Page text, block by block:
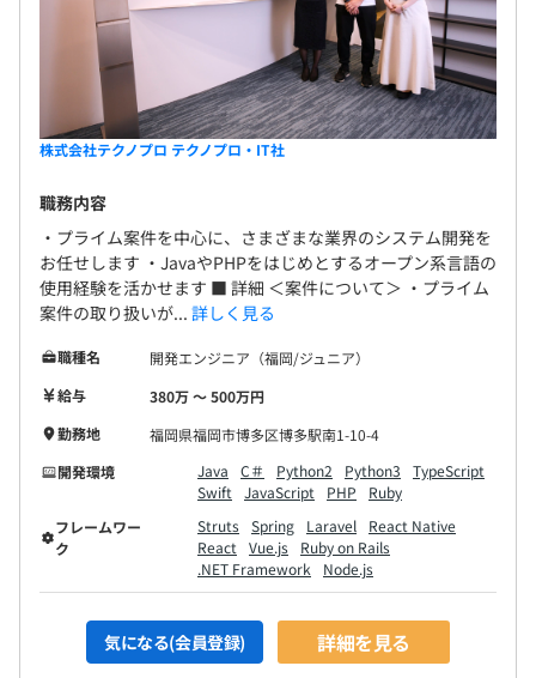
各種社会保険完備
無期雇用
2ヶ月
※試用期間中の労働条件は本採用と同じです。
株式会社テクノプロ テクノプロ・IT社
職務内容
・プライム案件を中心に、さまざまな業界のシステム開発を
お任せします ・JavaやPHPをはじめとするオープン系言語の
使用経験を活かせます ■ 詳細 ＜案件について＞ ・プライム
案件の取り扱いが... 詳しく見る
職種名
開発エンジニア（福岡/ジュニア）
給与
380万 〜 500万円
勤務地
福岡県福岡市博多区博多駅南1-10-4
開発環境
Java C＃ Python2 Python3
TypeScript
Swift
JavaScript PHP
Ruby
フレームワー
ク
Struts Spring Laravel
React Native
React
Vue.js
Ruby on Rails
.NET Framework
Node.js
気になる(会員登録) 詳細を見る